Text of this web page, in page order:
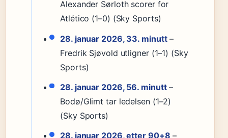
Alexander Sørloth scorer for
Atlético (1–0) (Sky Sports)
28. januar 2026, 33. minutt–
Fredrik Sjøvold utligner (1–1) (Sky
Sports)
28. januar 2026, 56. minutt–
Bodø/Glimt tar ledelsen (1–2)
(Sky Sports)
28. januar 2026, etter 90+8 –